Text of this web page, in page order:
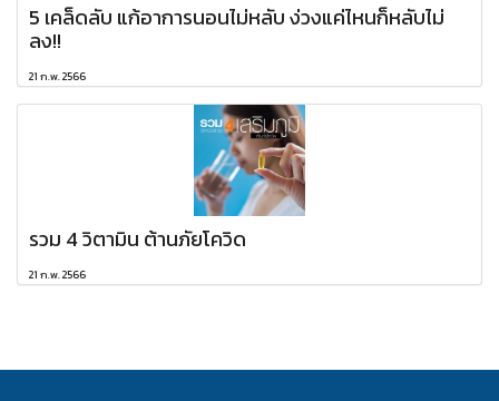
5 เคล็ดลับ แก้อาการนอนไม่หลับ ง่วงแค่ไหนก็หลับไม่
ลง!!
21 ก.พ. 2566
รวม 4 วิตามิน ต้านภัยโควิด
21 ก.พ. 2566